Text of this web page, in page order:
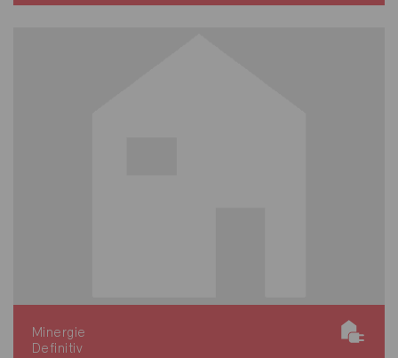
Minergie
Definitiv